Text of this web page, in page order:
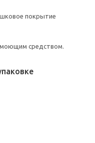
покрытие
средством.